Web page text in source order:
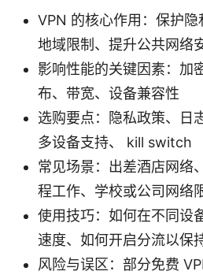
VPN 的核心作用：保护
地域限制、提升公共网络
影响性能的关键因素：加
布、带宽、设备兼容性
选购要点：隐私政策、日
多设备支持、 kill switch
常见场景：出差酒店网络
程工作、学校或公司网络
使用技巧：如何在不同设
速度、如何开启分流以保
风险与误区：部分免费